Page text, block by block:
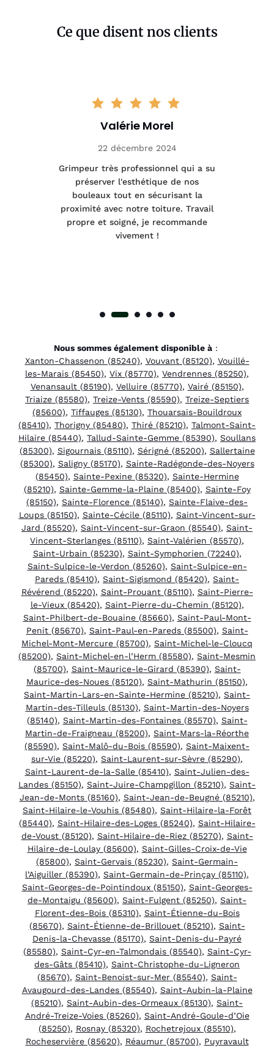
Ce que disent nos clients
Valérie Morel
22 décembre 2024
Grimpeur très professionnel qui a su
préserver l'esthétique de nos
bouleaux tout en sécurisant la
proximité avec notre toiture. Travail
propre et soigné, je recommande
vivement !
Nous sommes également disponible à:
Xanton-Chassenon (85240), Vouvant (85120), Vouillé-
les-Marais (85450), Vix (85770), Vendrennes (85250),
Venansault (85190), Velluire (85770), Vairé (85150),
Triaize (85580), Treize-Vents (85590), Treize-Septiers
(85600), Tiffauges (85130), Thouarsais-Bouildroux
(85410), Thorigny (85480), Thiré (85210), Talmont-Saint-
Hilaire (85440), Tallud-Sainte-Gemme (85390), Soullans
(85300), Sigournais (85110), Sérigné (85200), Sallertaine
(85300), Saligny (85170), Sainte-Radégonde-des-Noyers
(85450), Sainte-Pexine (85320), Sainte-Hermine
(85210), Sainte-Gemme-la-Plaine (85400), Sainte-Foy
(85150), Sainte-Florence (85140), Sainte-Flaive-des-
Loups (85150), Sainte-Cécile (85110), Saint-Vincent-sur-
Jard (85520), Saint-Vincent-sur-Graon (85540), Saint-
Vincent-Sterlanges (85110), Saint-Valérien (85570),
Saint-Urbain (85230), Saint-Symphorien (72240),
Saint-Sulpice-le-Verdon (85260), Saint-Sulpice-en-
Pareds (85410), Saint-Sigismond (85420), Saint-
Révérend (85220), Saint-Prouant (85110), Saint-Pierre-
le-Vieux (85420), Saint-Pierre-du-Chemin (85120),
Saint-Philbert-de-Bouaine (85660), Saint-Paul-Mont-
Penit (85670), Saint-Paul-en-Pareds (85500), Saint-
Michel-Mont-Mercure (85700), Saint-Michel-le-Cloucq
(85200), Saint-Michel-en-l’Herm (85580), Saint-Mesmin
(85700), Saint-Maurice-le-Girard (85390), Saint-
Maurice-des-Noues (85120), Saint-Mathurin (85150),
Saint-Martin-Lars-en-Sainte-Hermine (85210), Saint-
Martin-des-Tilleuls (85130), Saint-Martin-des-Noyers
(85140), Saint-Martin-des-Fontaines (85570), Saint-
Martin-de-Fraigneau (85200), Saint-Mars-la-Réorthe
(85590), Saint-Malô-du-Bois (85590), Saint-Maixent-
sur-Vie (85220), Saint-Laurent-sur-Sèvre (85290),
Saint-Laurent-de-la-Salle (85410), Saint-Julien-des-
Landes (85150), Saint-Juire-Champgillon (85210), Saint-
Jean-de-Monts (85160), Saint-Jean-de-Beugné (85210),
Saint-Hilaire-le-Vouhis (85480), Saint-Hilaire-la-Forêt
(85440), Saint-Hilaire-des-Loges (85240), Saint-Hilaire-
de-Voust (85120), Saint-Hilaire-de-Riez (85270), Saint-
Hilaire-de-Loulay (85600), Saint-Gilles-Croix-de-Vie
(85800), Saint-Gervais (85230), Saint-Germain-
l’Aiguiller (85390), Saint-Germain-de-Prinçay (85110),
Saint-Georges-de-Pointindoux (85150), Saint-Georges-
de-Montaigu (85600), Saint-Fulgent (85250), Saint-
Florent-des-Bois (85310), Saint-Étienne-du-Bois
(85670), Saint-Étienne-de-Brillouet (85210), Saint-
Denis-la-Chevasse (85170), Saint-Denis-du-Payré
(85580), Saint-Cyr-en-Talmondais (85540), Saint-Cyr-
des-Gâts (85410), Saint-Christophe-du-Ligneron
(85670), Saint-Benoist-sur-Mer (85540), Saint-
Avaugourd-des-Landes (85540), Saint-Aubin-la-Plaine
(85210), Saint-Aubin-des-Ormeaux (85130), Saint-
André-Treize-Voies (85260), Saint-André-Goule-d’Oie
(85250), Rosnay (85320), Rochetrejoux (85510),
Rocheservière (85620), Réaumur (85700), Puyravault